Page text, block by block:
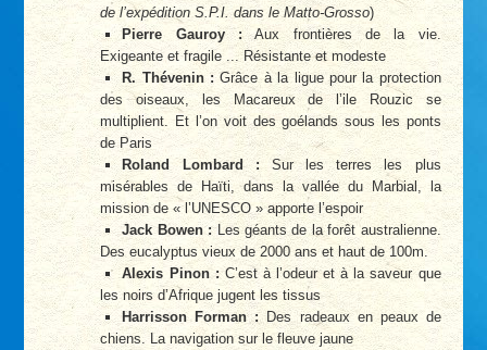
de l’expédition S.P.I. dans le Matto-Grosso)
Pierre Gauroy :Aux frontières de la vie.
Exigeante et fragile ... Résistante et modeste
R. Thévenin : Grâce à la ligue pour la protection
des oiseaux, les Macareux de l’ile Rouzic se
multiplient. Et l’on voit des goélands sous les ponts
de Paris
Roland Lombard :Sur les terres les plus
misérables de Haïti, dans la vallée du Marbial, la
mission de « l’UNESCO » apporte l’espoir
Jack Bowen :Les géants de la forêt australienne.
Des eucalyptus vieux de 2000 ans et haut de 100m.
Alexis Pinon :C’est à l’odeur et à la saveur que
les noirs d’Afrique jugent les tissus
Harrisson Forman :Des radeaux en peaux de
chiens. La navigation sur le fleuve jaune